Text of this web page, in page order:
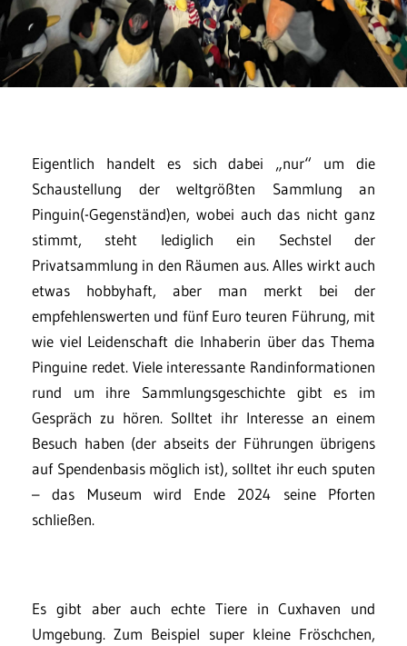
Eigentlich handelt es sich dabei „nur“ um die
Schaustellung der weltgrößten Sammlung an
Pinguin(-Gegenständ)en, wobei auch das nicht ganz
stimmt, steht lediglich ein Sechstel der
Privatsammlung in den Räumen aus. Alles wirkt auch
etwas hobbyhaft, aber man merkt bei der
empfehlenswerten und fünf Euro teuren Führung, mit
wie viel Leidenschaft die Inhaberin über das Thema
Pinguine redet. Viele interessante Randinformationen
rund um ihre Sammlungsgeschichte gibt es im
Gespräch zu hören. Solltet ihr Interesse an einem
Besuch haben (der abseits der Führungen übrigens
auf Spendenbasis möglich ist), solltet ihr euch sputen
– das Museum wird Ende 2024 seine Pforten
schließen.
Es gibt aber auch echte Tiere in Cuxhaven und
Umgebung. Zum Beispiel super kleine Fröschchen,